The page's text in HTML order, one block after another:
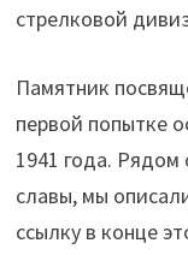
стрелковой
Памятник
первой попытке
1941 года. Рядом
славы, мы
ссылку в конце